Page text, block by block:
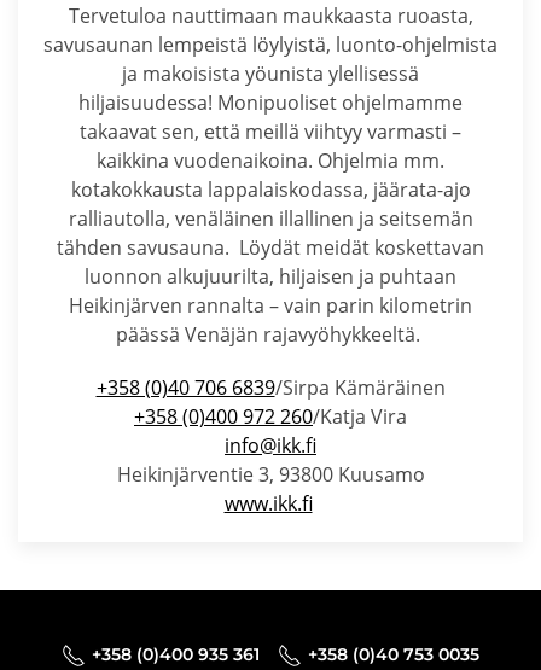
Tervetuloa nauttimaan maukkaasta ruoasta,
savusaunan lempeistä löylyistä, luonto-ohjelmista
ja makoisista yöunista ylellisessä
hiljaisuudessa! Monipuoliset ohjelmamme
takaavat sen, että meillä viihtyy varmasti –
kaikkina vuodenaikoina. Ohjelmia mm.
kotakokkausta lappalaiskodassa, jäärata-ajo
ralliautolla, venäläinen illallinen ja seitsemän
tähden savusauna. Löydät meidät koskettavan
luonnon alkujuurilta, hiljaisen ja puhtaan
Heikinjärven rannalta – vain parin kilometrin
päässä Venäjän rajavyöhykkeeltä.
+358 (0)40 706 6839/Sirpa Kämäräinen
+358 (0)400 972 260/Katja Vira
info@ikk.fi
Heikinjärventie 3, 93800 Kuusamo
www.ikk.fi
+358 (0)400 935 361 +358 (0)40 753 0035